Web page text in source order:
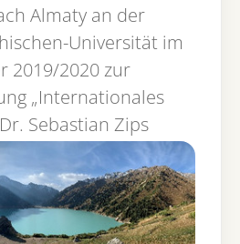
Almaty an der
Universität im
2019/2020 zur
„Internationales
Sebastian Zips